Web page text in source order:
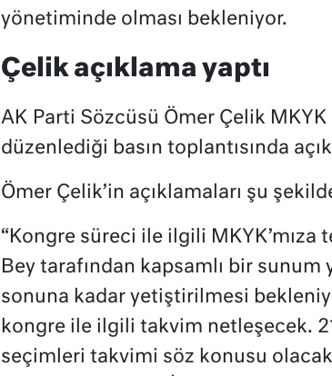
yönetiminde olması bekleniyor.
Çelik açıklama yaptı
AK Parti Sözcüsü Ömer Çelik MKYK
düzenlediği basın toplantısında
Ömer Çelik’in açıklamaları şu
“Kongre süreci ile ilgili MKYK’mıza
Bey tarafından kapsamlı bir sunum
sonuna kadar yetiştirilmesi
kongre ile ilgili takvim netleşecek.
seçimleri takvimi söz konusu